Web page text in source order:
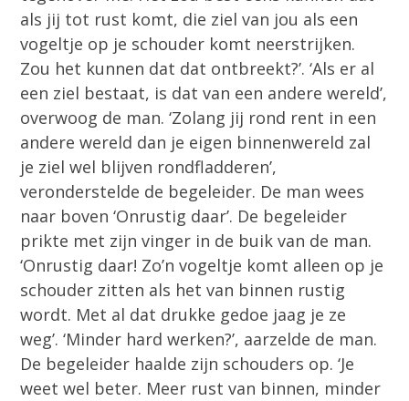
als jij tot rust komt, die ziel van jou als een
vogeltje op je schouder komt neerstrijken.
Zou het kunnen dat dat ontbreekt?’. ‘Als er al
een ziel bestaat, is dat van een andere wereld’,
overwoog de man. ‘Zolang jij rond rent in een
andere wereld dan je eigen binnenwereld zal
je ziel wel blijven rondfladderen’,
veronderstelde de begeleider. De man wees
naar boven ‘Onrustig daar’. De begeleider
prikte met zijn vinger in de buik van de man.
‘Onrustig daar! Zo’n vogeltje komt alleen op je
schouder zitten als het van binnen rustig
wordt. Met al dat drukke gedoe jaag je ze
weg’. ‘Minder hard werken?’, aarzelde de man.
De begeleider haalde zijn schouders op. ‘Je
weet wel beter. Meer rust van binnen, minder